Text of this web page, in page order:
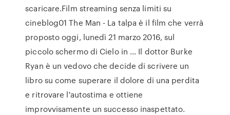
scaricare.Film streaming senza limiti su
cineblog01 The Man - La talpa è il film che verrà
proposto oggi, lunedì 21 marzo 2016, sul
piccolo schermo di Cielo in … Il dottor Burke
Ryan è un vedovo che decide di scrivere un
libro su come superare il dolore di una perdita
e ritrovare l'autostima e ottiene
improvvisamente un successo inaspettato.